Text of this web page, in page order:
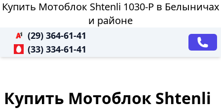
Купить Мотоблок Shtenli 1030-P в Белыничах
и районе
(29) 364-61-41
(33) 334-61-41
Купить Мотоблок Shtenli